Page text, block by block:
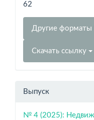
62
Другие форматы
Скачать ссылку
Выпуск
№ 4 (2025):